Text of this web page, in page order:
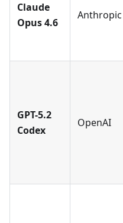
Claude
Opus 4.6
Anthropic
GPT-5.2
Codex
OpenAI